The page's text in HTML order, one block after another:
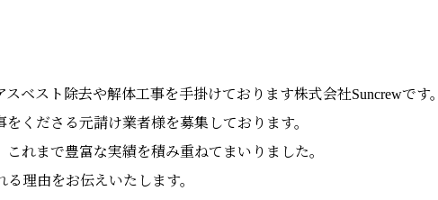
ベスト除去や解体工事を手掛けております株式会社Suncrewです。
くださる元請け業者様を募集しております。
れまで豊富な実績を積み重ねてまいりました。
理由をお伝えいたします。